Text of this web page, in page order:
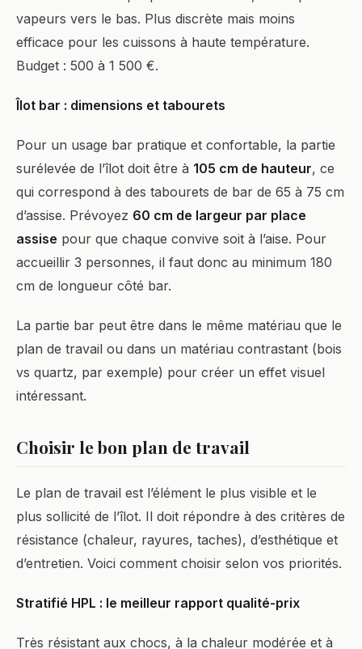
vapeurs vers le bas. Plus discrète mais moins
efficace pour les cuissons à haute température.
Budget : 500 à 1 500 €.
Îlot bar : dimensions et tabourets
Pour un usage bar pratique et confortable, la partie
surélevée de l’îlot doit être à 105 cm de hauteur, ce
qui correspond à des tabourets de bar de 65 à 75 cm
d’assise. Prévoyez 60 cm de largeur par place
assise pour que chaque convive soit à l’aise. Pour
accueillir 3 personnes, il faut donc au minimum 180
cm de longueur côté bar.
La partie bar peut être dans le même matériau que le
plan de travail ou dans un matériau contrastant (bois
vs quartz, par exemple) pour créer un effet visuel
intéressant.
Choisir le bon plan de travail
Le plan de travail est l’élément le plus visible et le
plus sollicité de l’îlot. Il doit répondre à des critères de
résistance (chaleur, rayures, taches), d’esthétique et
d’entretien. Voici comment choisir selon vos priorités.
Stratifié HPL : le meilleur rapport qualité-prix
Très résistant aux chocs, à la chaleur modérée et à